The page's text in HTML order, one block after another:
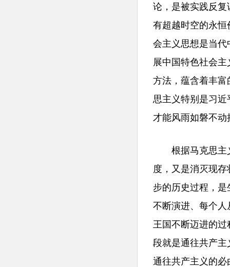
论，是被实践反
有超越时空的永
会主义思想是当
展中国特色社会
方法，蕴含着丰
思主义特别是习
才能风雨如磐不
根据马克思主义
度，又是消灭现
步的历史过程，
不断演进、每个
王国不断迈进的
段就是通往共产
通往共产主义的